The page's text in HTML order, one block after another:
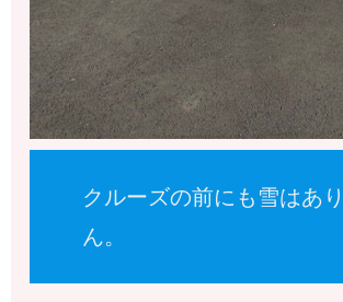
クルーズの前にも雪はあ
ん。